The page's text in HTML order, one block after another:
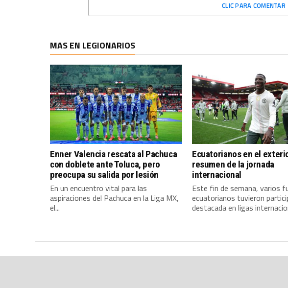
CLIC PARA COMENTAR
MAS EN LEGIONARIOS
Enner Valencia rescata al Pachuca
con doblete ante Toluca, pero
preocupa su salida por lesión
En un encuentro vital para las
aspiraciones del Pachuca en la Liga MX,
el...
Ecuatorianos en el
resumen de la jornada
internacional
Este fin de semana, varios
ecuatorianos tuvieron
destacada en ligas